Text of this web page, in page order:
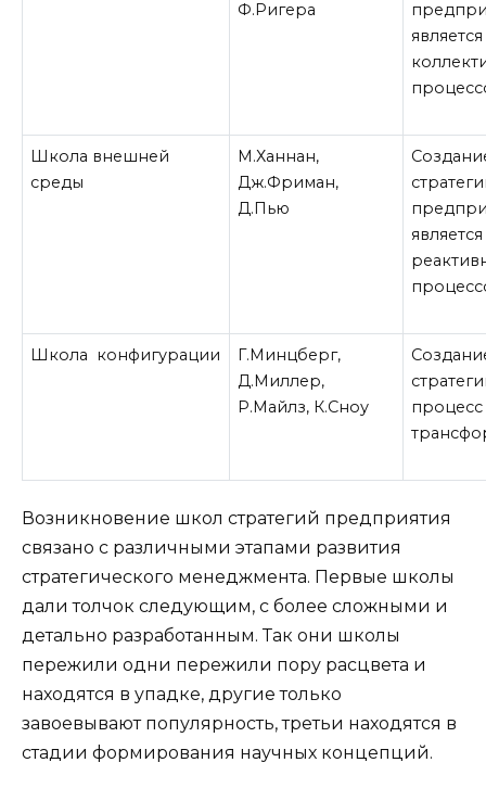
Ф.Ригера
является
Школа внешней
среды
М.Ханнан,
Дж.Фриман,
Д.Пью
является
Школа конфигурации
Г.Минцберг,
Д.Миллер,
Р.Майлз, К.Сноу
процесс
Возникновение школ стратегий предприятия
связано с различными этапами развития
стратегического менеджмента. Первые школы
дали толчок следующим, с более сложными и
детально разработанным. Так они школы
пережили одни пережили пору расцвета и
находятся в упадке, другие только
завоевывают популярность, третьи находятся в
стадии формирования научных концепций.